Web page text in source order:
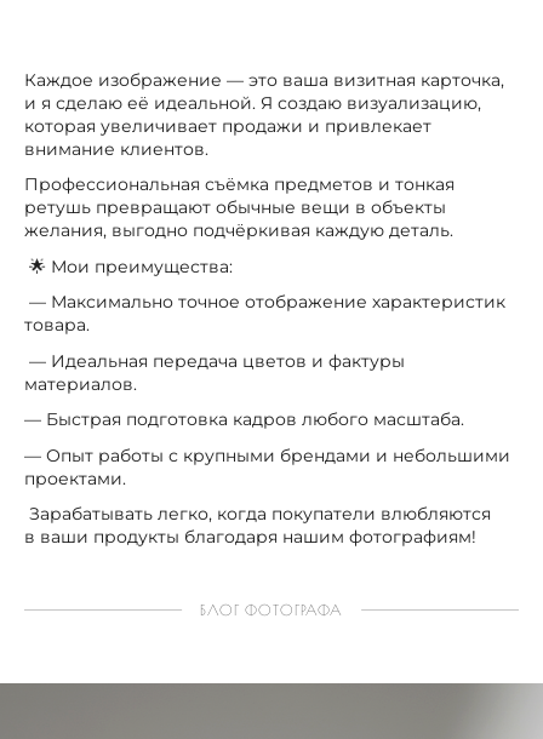
Каждое изображение — это ваша визитная карточка,
и я сделаю её идеальной. Я создаю визуализацию,
которая увеличивает продажи и привлекает
внимание клиентов.
Профессиональная съёмка предметов и тонкая
ретушь превращают обычные вещи в объекты
желания, выгодно подчёркивая каждую деталь.
🌟 Мои преимущества:
— Максимально точное отображение характеристик
товара.
— Идеальная передача цветов и фактуры
материалов.
— Быстрая подготовка кадров любого масштаба.
— Опыт работы с крупными брендами и небольшими
проектами.
Зарабатывать легко, когда покупатели влюбляются
в ваши продукты благодаря нашим фотографиям!
БЛОГ ФОТОГРАФА